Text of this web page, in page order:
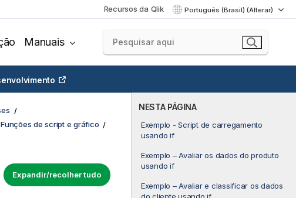
Recursos da Qlik Português (Brasil) (Alterar)
Manuais
NESTA PÁGINA
Exemplo - Script de carregamento
usando if
Exemplo – Avaliar os dados do produto
usando if
Exemplo – Avaliar e classificar os dados
Funções de script e gráfico
Expandir/recolher tudo